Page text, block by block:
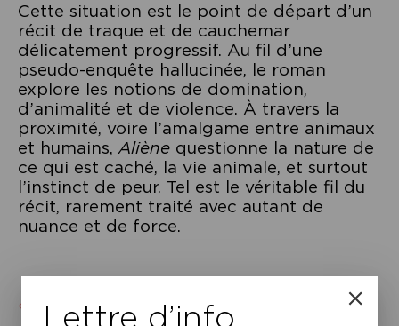
Cette situation est le point de départ d’un
récit de traque et de cauchemar
délicatement progressif. Au fil d’une
pseudo-enquête hallucinée, le roman
explore les notions de domination,
d’animalité et de violence. À travers la
proximité, voire l’amalgame entre animaux
et humains,Aliène questionne la nature de
ce qui est caché, la vie animale, et surtout
l’instinct de peur. Tel est le véritable fil du
récit, rarement traité avec autant de
nuance et de force.
« Ainsi il existe encore des lieux
Lettre d’info